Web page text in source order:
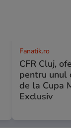
Fanatik.ro
CFR Cluj,
pentru unul
de la Cupa
Exclusiv